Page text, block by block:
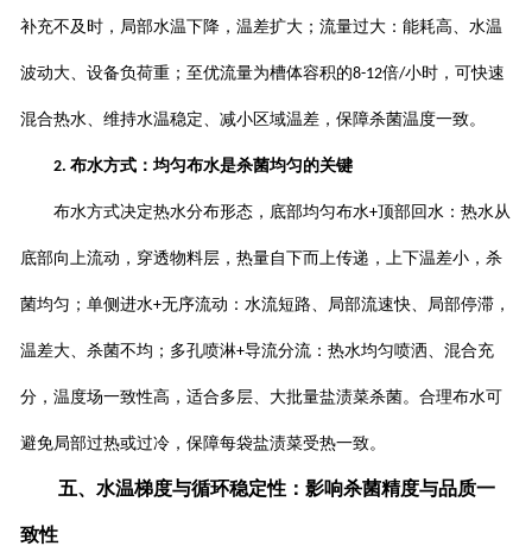
补充不及时，局部水温下降，温差扩大；流量过大：能耗高、水温
波动大、设备负荷重；至优流量为槽体容积的8-12倍/小时，可快速
混合热水、维持水温稳定、减小区域温差，保障杀菌温度一致。
2. 布水方式：均匀布水是杀菌均匀的关键
布水方式决定热水分布形态，底部均匀布水+顶部回水：热水从
底部向上流动，穿透物料层，热量自下而上传递，上下温差小，杀
菌均匀；单侧进水+无序流动：水流短路、局部流速快、局部停滞，
温差大、杀菌不均；多孔喷淋+导流分流：热水均匀喷洒、混合充
分，温度场一致性高，适合多层、大批量盐渍菜杀菌。合理布水可
避免局部过热或过冷，保障每袋盐渍菜受热一致。
五、水温梯度与循环稳定性：影响杀菌精度与品质一
致性